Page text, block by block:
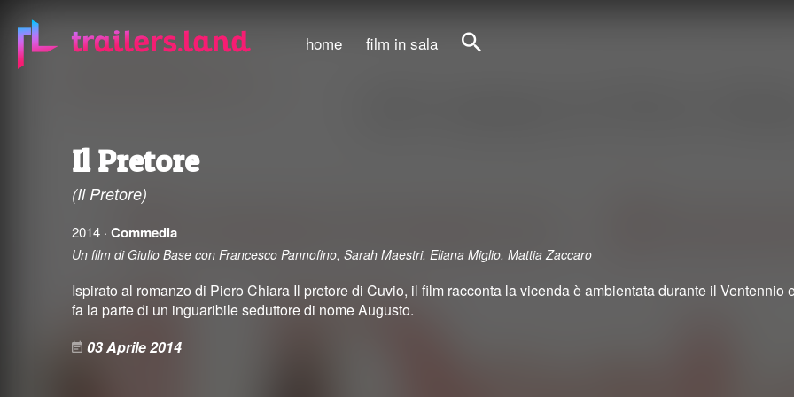
home film in sala
Il Pretore
(Il Pretore)
2014 · Commedia
Un film di Giulio Base con Francesco Pannofino, Sarah Maestri, Eliana Miglio, Mattia Zaccaro
Ispirato al romanzo di Piero Chiara Il pretore di Cuvio, il film racconta la vicenda è ambientata durante il Ventennio
fa la parte di un inguaribile seduttore di nome Augusto.
03 Aprile 2014